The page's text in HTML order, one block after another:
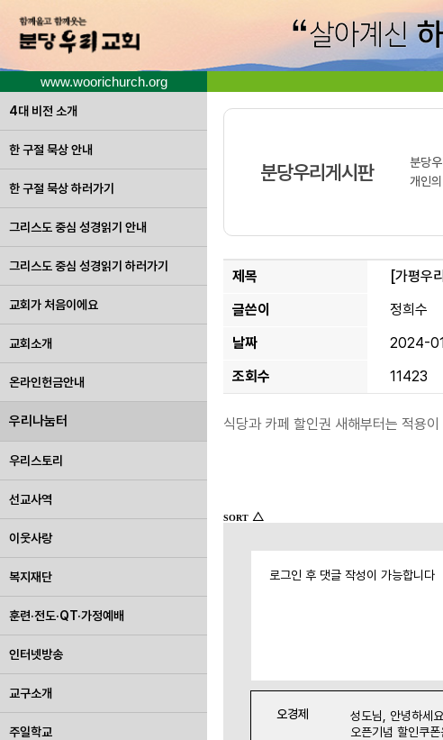
www.woorichurch.org
4대 비전 소개
한 구절 묵상 안내
한 구절 묵상 하러가기
그리스도 중심 성경읽기 안내
그리스도 중심 성경읽기 하러가기
교회가 처음이에요
교회소개
온라인헌금안내
우리나눔터
우리스토리
선교사역
이웃사랑
복지재단
훈련·전도·QT·가정예배
인터넷방송
교구소개
주일학교
분당우리게시판
분당
개인
제목 [가평우
글쓴이
정희수
날짜
2024-
조회수
11423
식당과 카페 할인권 새해부터는 적용
SORT △
로그인 후 댓글 작성이 가능합니다
오경제
성도님, 안녕하세
오픈기념 할인쿠